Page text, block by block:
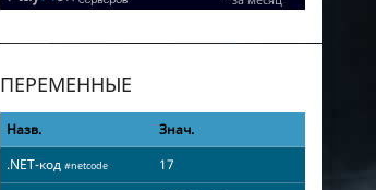
ПЕРЕМЕННЫЕ
Назв.
Знач.
.NET-код #netcode
17